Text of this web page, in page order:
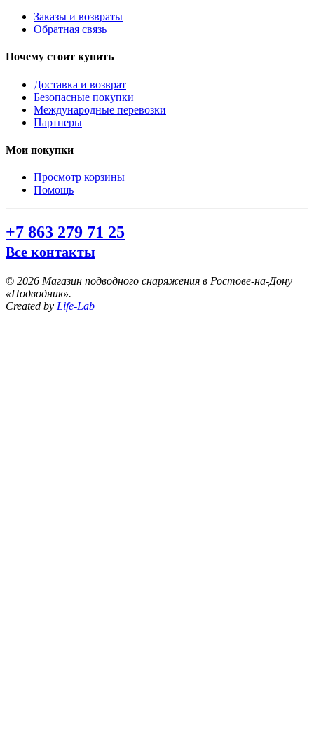
Заказы и возвраты
Обратная связь
Почему стоит купить
Доставка и возврат
Безопасные покупки
Международные перевозки
Партнеры
Мои покупки
Просмотр корзины
Помощь
+7 863 279 71 25
Все контакты
© 2026 Магазин подводного снаряжения в Ростове-на-Дону
«Подводник».
Created by Life-Lab